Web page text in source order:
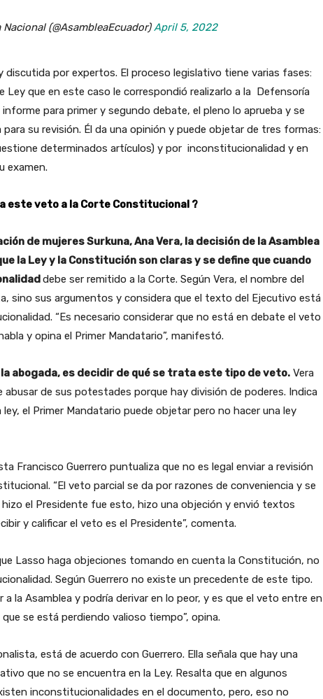
(@AsambleaEcuador) April 5, 2022
discutida por expertos. El proceso legislativo tiene varias fases:
Ley que en este caso le correspondió realizarlo a la Defensoría
para primer y segundo debate, el pleno lo aprueba y se
para su revisión. Él da una opinión y puede objetar de tres formas:
determinados artículos) y por inconstitucionalidad y en
examen.
este veto a la Corte Constitucional ?
de mujeres Surkuna, Ana Vera, la decisión de la Asamblea
la Ley y la Constitución son claras y se define que cuando
debe ser remitido a la Corte. Según Vera, el nombre del
sino sus argumentos y considera que el texto del Ejecutivo está
“Es necesario considerar que no está en debate el veto
y opina el Primer Mandatario”, manifestó.
la abogada, es decidir de qué se trata este tipo de veto. Vera
abusar de sus potestades porque hay división de poderes. Indica
el Primer Mandatario puede objetar pero no hacer una ley
Francisco Guerrero puntualiza que no es legal enviar a revisión
“El veto parcial se da por razones de conveniencia y se
el Presidente fue esto, hizo una objeción y envió textos
y calificar el veto es el Presidente”, comenta.
Lasso haga objeciones tomando en cuenta la Constitución, no
Según Guerrero no existe un precedente de este tipo.
a la Asamblea y podría derivar en lo peor, y es que el veto entre en
se está perdiendo valioso tiempo”, opina.
está de acuerdo con Guerrero. Ella señala que hay una
que no se encuentra en la Ley. Resalta que en algunos
inconstitucionalidades en el documento, pero, eso no